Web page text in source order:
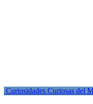
Curiosidades Curiosas del